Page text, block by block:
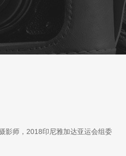
影师，2018印尼雅加达亚运会组委